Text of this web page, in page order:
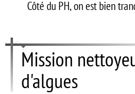
Côté du PH, on est bien
Mission
d'algues